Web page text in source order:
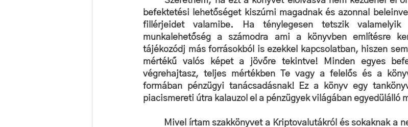
befektetési lehetőséget kiszúrni magadnak és azonnal
fillérjeidet valamibe. Ha ténylegesen tetszik valamelyik
munkalehetőség a számodra ami a könyvben említésre
tájékozódj más forrásokból is ezekkel kapcsolatban, hiszen
mértékű valós képet a jövőre tekintve! Minden egyes
végrehajtasz, teljes mértékben Te vagy a felelős és a
formában pénzügyi tanácsadásnak! Ez a könyv egy
piacismereti útra kalauzol el a pénzügyek világában egyedülálló
Mivel írtam szakkönyvet a Kriptovalutákról és sokaknak a